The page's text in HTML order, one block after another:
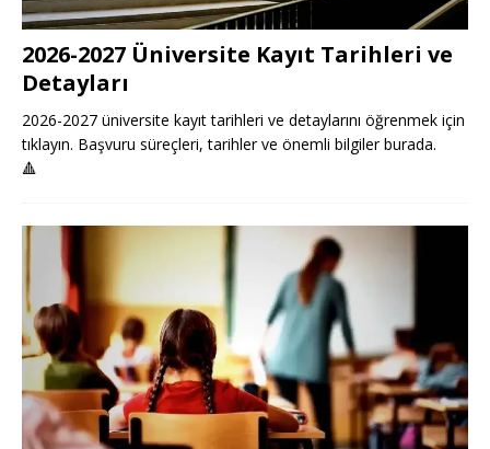
2026-2027 Üniversite Kayıt Tarihleri ve
Detayları
2026-2027 üniversite kayıt tarihleri ve detaylarını öğrenmek için
tıklayın. Başvuru süreçleri, tarihler ve önemli bilgiler burada.
🔺